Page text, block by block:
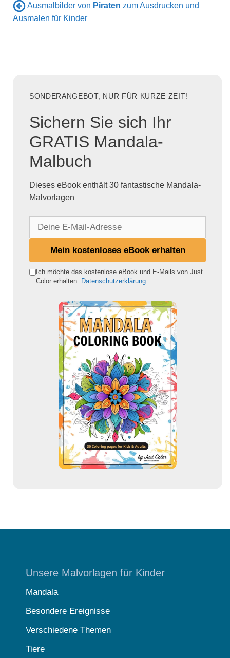
Ausmalbilder von Piraten zum Ausdrucken und
Ausmalen für Kinder
SONDERANGEBOT, NUR FÜR KURZE ZEIT!
Sichern Sie sich Ihr
GRATIS Mandala-
Malbuch
Dieses eBook enthält 30 fantastische Mandala-
Malvorlagen
e
Mein kostenloses eBook erhalten
Ich möchte das kostenlose eBook und E-Mails von Just
Color erhalten. Datenschutzerklärung
Unsere Malvorlagen für Kinder
Mandala
Besondere Ereignisse
Verschiedene Themen
Tiere